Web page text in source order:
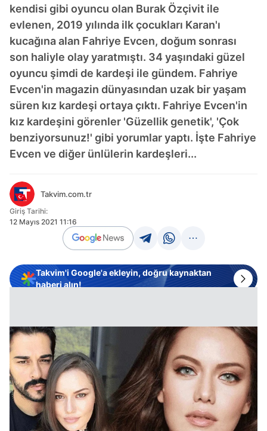
kendisi gibi oyuncu olan Burak Özçivit ile
evlenen, 2019 yılında ilk çocukları Karan'ı
kucağına alan Fahriye Evcen, doğum sonrası
son haliyle olay yaratmıştı. 34 yaşındaki güzel
oyuncu şimdi de kardeşi ile gündem. Fahriye
Evcen'in magazin dünyasından uzak bir yaşam
süren kız kardeşi ortaya çıktı. Fahriye Evcen'in
kız kardeşini görenler 'Güzellik genetik', 'Çok
benziyorsunuz!' gibi yorumlar yaptı. İşte Fahriye
Evcen ve diğer ünlülerin kardeşleri...
Takvim.com.tr
Giriş Tarihi:
12 Mayıs 2021 11:16
Takvim'i Google'a ekleyin, doğru kaynaktan
haberi alın!